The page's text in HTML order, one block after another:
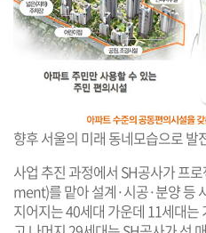
향후 서울의 미래 동네모습으로 발
사업 추진 과정에서 SH공사가 프
ment)를 맡아 설계·시공·분양 등
지어지는 40세대 가운데 11세대는